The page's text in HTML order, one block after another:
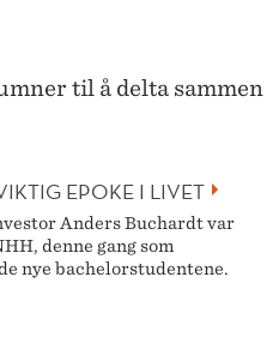
til å delta sammen
EPOKE I LIVET
Anders Buchardt var
denne gang som
nye bachelorstudentene.